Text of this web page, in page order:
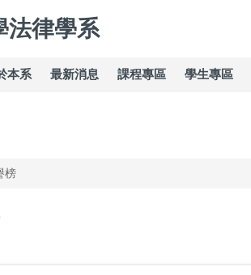
法律學系
本系 最新消息 課程專區 學生專區
榜